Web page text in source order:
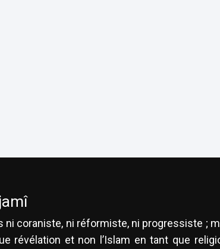
ni coraniste, ni réformiste, ni progressiste ;
révélation et non l’Islam en tant que